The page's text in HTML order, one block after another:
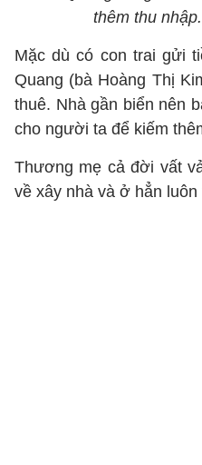
thêm thu
Mặc dù có con trai gửi
Quang (bà Hoàng Thị
thuê. Nhà gần biển nên
cho người ta để kiếm
Thương mẹ cả đời vất
về xây nhà và ở hẳn